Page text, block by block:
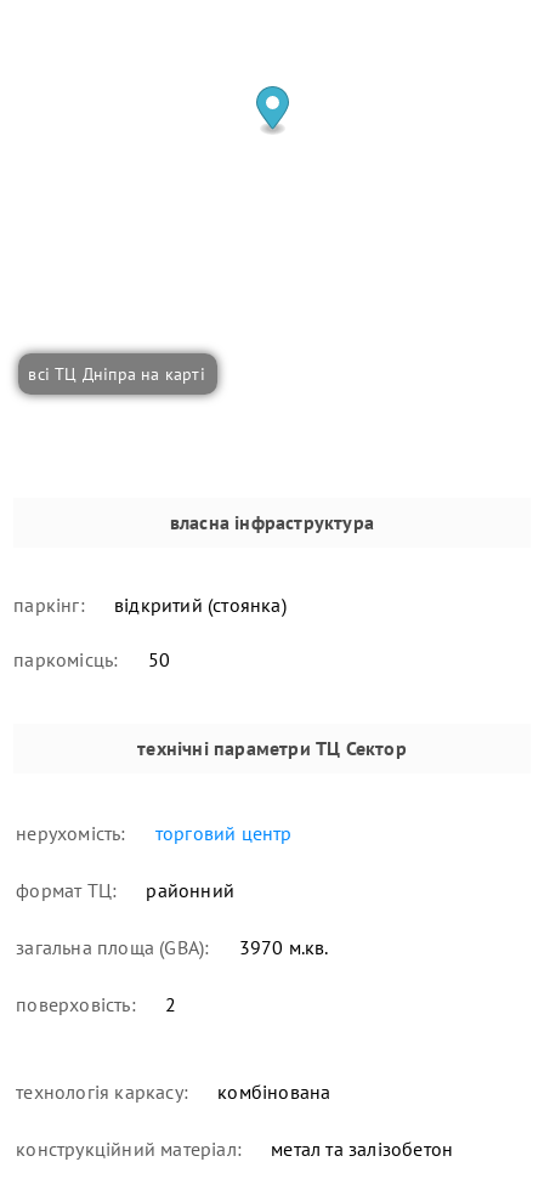
всі ТЦ Дніпра на карті
власна інфраструктура
паркінг: відкритий (стоянка)
паркомісць: 50
технічні параметри ТЦ Сектор
нерухомість: торговий центр
формат ТЦ: районний
загальна площа (GBA): 3970 м.кв.
поверховість: 2
технологія каркасу: комбінована
конструкційний матеріал: метал та залізобетон